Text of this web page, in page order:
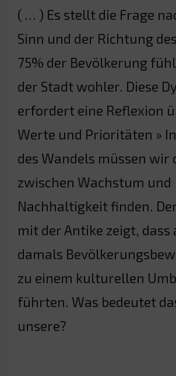
( … ) Es stellt die Frage
Sinn und der Richtung
75% der Bevölkerung
der Stadt wohler. Diese
erfordert eine Reflexion
Werte und Prioritäten »
des Wandels müssen wir
zwischen Wachstum und
Nachhaltigkeit finden.
mit der Antike zeigt, dass
damals
zu einem kulturellen
führten. Was bedeutet
unsere?